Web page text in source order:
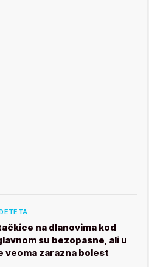
na dlanovima kod
su bezopasne, ali u
veoma zarazna bolest